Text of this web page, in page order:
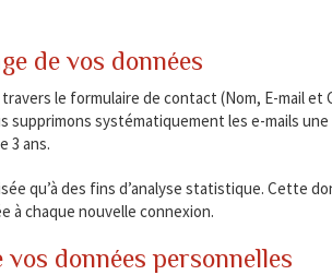
de vos données
le formulaire de contact (Nom, E-mail
supprimons systématiquement les e-mails
3 ans.
qu’à des fins d’analyse statistique. Cette
à chaque nouvelle connexion.
données personnelles